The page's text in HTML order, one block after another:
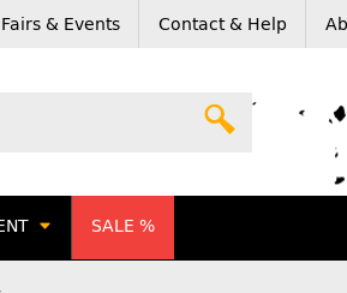
Fairs & Events Contact & Help
SALE %